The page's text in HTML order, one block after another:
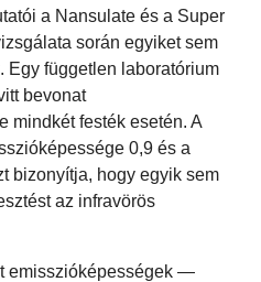
a Nansulate és a Super
során egyiket sem
Egy független laboratórium
bevonat
mindkét festék esetén. A
0,9 és a
bizonyítja, hogy egyik sem
az infravörös
emisszióképességek —